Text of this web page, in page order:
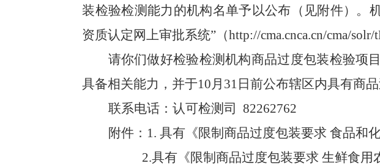
装检验检测能力的机构名单予以公布（见附件）。
资质认定网上审批系统” （http://cma.cnca.cn/cma/
请你们做好检验检测机构商品过度包装检验项
具备相关能力，并于10月 31 日前公布辖区内具有商
联系电话：认可检测司 82262762
附件： 1. 具有《限制商品过度包装要求 食品和
2.具有《限制商品过度包装要求 生鲜食用